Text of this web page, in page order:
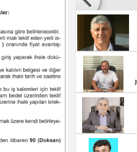
22.07.2026
15.07.2026